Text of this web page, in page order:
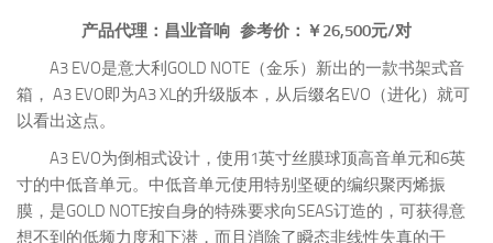
产品代理：昌业音响 参考价：￥26,500元/对
A3 EVO是意大利GOLD NOTE（金乐）新出的一款书架式音
箱， A3 EVO即为A3 XL的升级版本，从后缀名EVO（进化）就可
以看出这点。
A3 EVO为倒相式设计，使用1英寸丝膜球顶高音单元和6英
寸的中低音单元。中低音单元使用特别坚硬的编织聚丙烯振
膜，是GOLD NOTE按自身的特殊要求向SEAS订造的，可获得意
想不到的低频力度和下潜，而且消除了瞬态非线性失真的干